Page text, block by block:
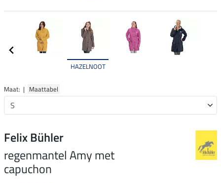
HAZELNOOT
Maat: | Maattabel
Felix Bühler
regenmantel Amy met
capuchon